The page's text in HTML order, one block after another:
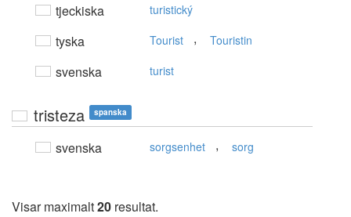
tjeckiska turistický
tyska Tourist , Touristin
svenska turist
tristeza spanska
svenska sorgsenhet , sorg
Visar maximalt20 resultat.